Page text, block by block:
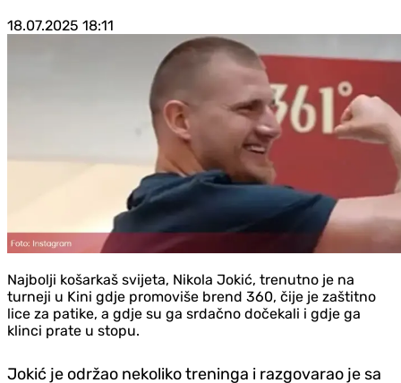
18.07.2025 18:11
Najbolji košarkaš svijeta, Nikola Jokić, trenutno je na
turneji u Kini gdje promoviše brend 360, čije je zaštitno
lice za patike, a gdje su ga srdačno dočekali i gdje ga
klinci prate u stopu.
Jokić je održao nekoliko treninga i razgovarao je sa